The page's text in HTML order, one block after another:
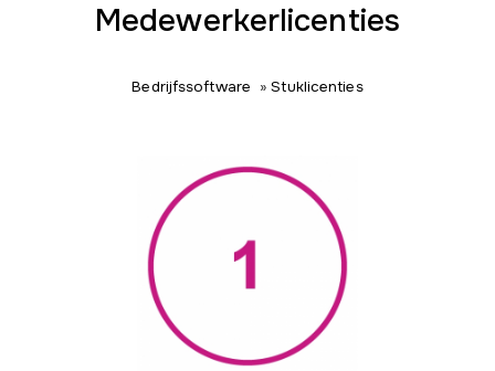
Medewerkerlicenties
Bedrijfssoftware »Stuklicenties